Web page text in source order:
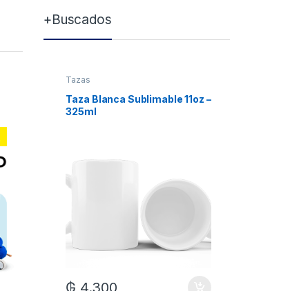
+Buscados
Tazas
Taza Blanca Sublimable 11oz –
325ml
₲ 4.300